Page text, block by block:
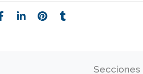
Secciones